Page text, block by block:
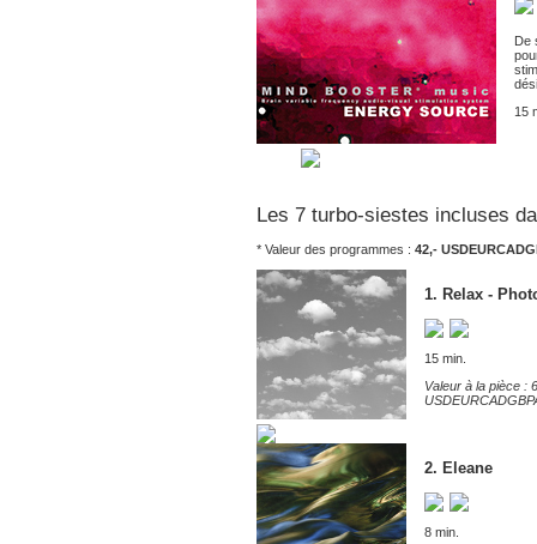
De
15
Les 7 turbo-siestes incluses
* Valeur des programmes : 42,- USDEURCAD
1. Relax -
15 min.
Valeur à la pièce :
USDEURCADGBP
2. Eleane
8 min.